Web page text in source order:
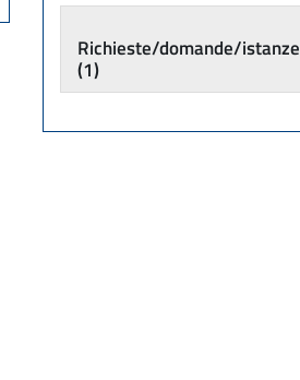
Richieste/domande/istanze
(1)